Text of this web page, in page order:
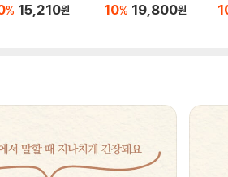
% 15,210원 10% 19,800원